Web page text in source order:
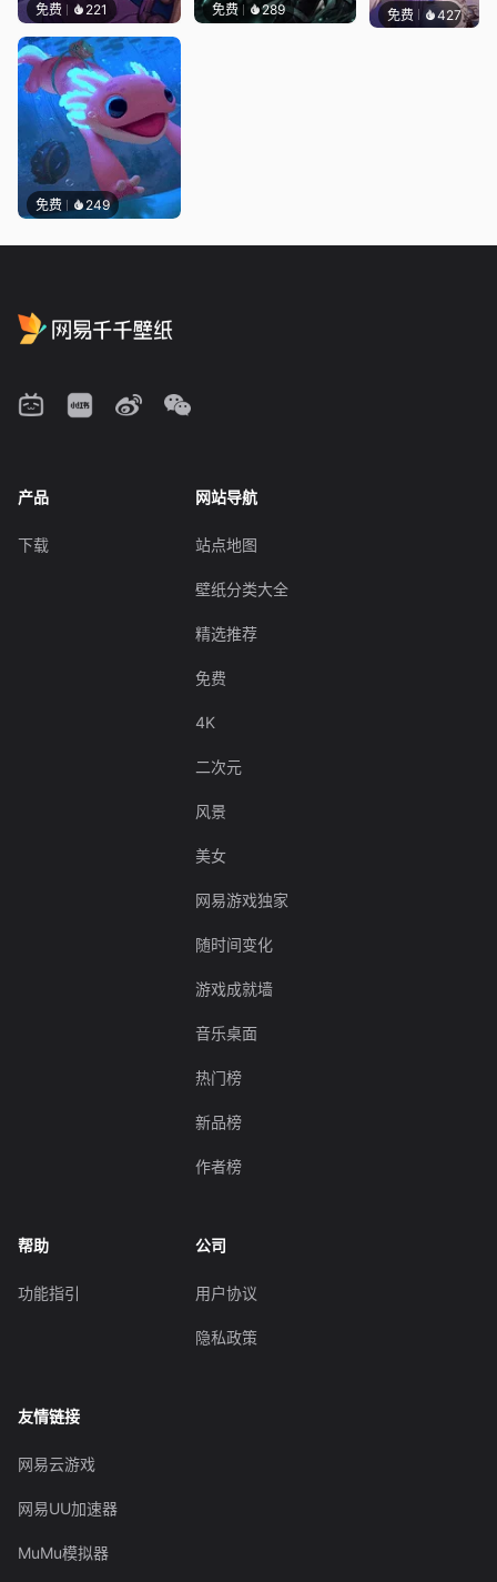
免费 221 免费 289
免费 249
免费 427好看
产品
下载
网站导航
站点地图
壁纸分类大全
精选推荐
免费
4K
二次元
风景
美女
网易游戏独家
随时间变化
游戏成就墙
音乐桌面
热门榜
新品榜
作者榜
帮助
功能指引
公司
用户协议
隐私政策
友情链接
网易云游戏
网易UU加速器
MuMu模拟器